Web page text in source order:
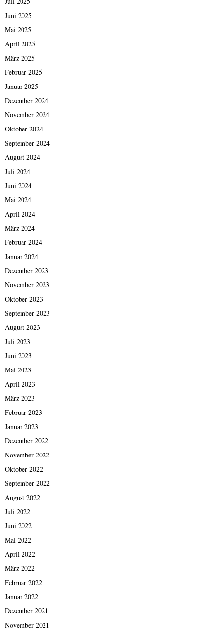
Juni 2025
Mai 2025
April 2025
März 2025
Februar 2025
Januar 2025
Dezember 2024
November 2024
Oktober 2024
September 2024
August 2024
Juli 2024
Juni 2024
Mai 2024
April 2024
März 2024
Februar 2024
Januar 2024
Dezember 2023
November 2023
Oktober 2023
September 2023
August 2023
Juli 2023
Juni 2023
Mai 2023
April 2023
März 2023
Februar 2023
Januar 2023
Dezember 2022
November 2022
Oktober 2022
September 2022
August 2022
Juli 2022
Juni 2022
Mai 2022
April 2022
März 2022
Februar 2022
Januar 2022
Dezember 2021
November 2021